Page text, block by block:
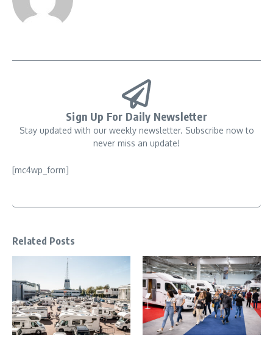
Sign Up For Daily Newsletter
Stay updated with our weekly newsletter. Subscribe now to
never miss an update!
[mc4wp_form]
Related Posts